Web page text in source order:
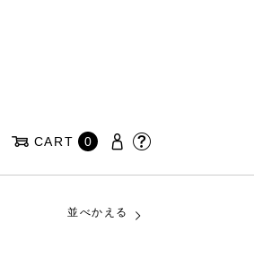
CART 0
並べかえる